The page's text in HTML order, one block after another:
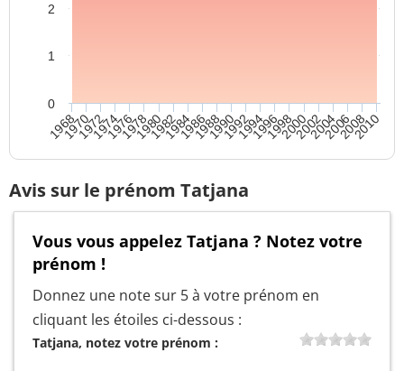
1968
19701972197419761978198019821984198619881990199219941996199820002002200420062008
2010
0
1
2
Avis sur le prénom Tatjana
Vous vous appelez Tatjana ? Notez votre
prénom !
Donnez une note sur 5 à votre prénom en
cliquant les étoiles ci-dessous :
Tatjana, notez votre prénom :